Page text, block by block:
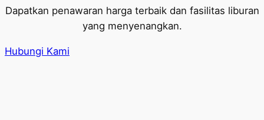
Dapatkan penawaran harga terbaik dan fasilitas liburan
yang menyenangkan.
Hubungi Kami